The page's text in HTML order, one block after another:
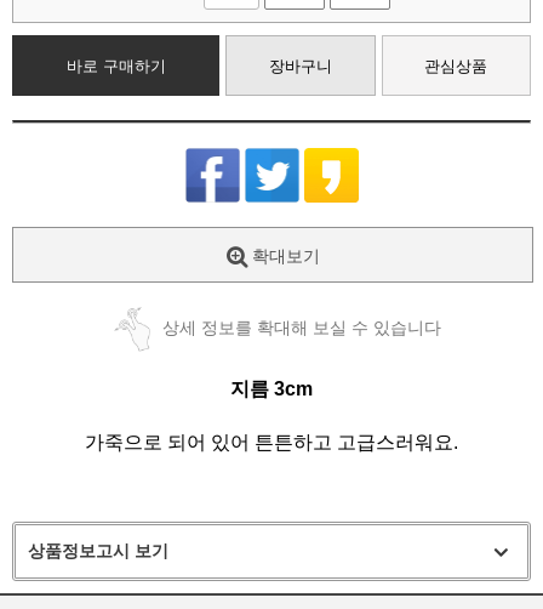
바로 구매하기 장바구니 관심상품
확대보기
상세 정보를 확대해 보실 수 있습니다
지름 3cm
가죽으로 되어 있어 튼튼하고 고급스러워요.
상품정보고시 보기